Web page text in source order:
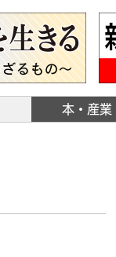
本・産業